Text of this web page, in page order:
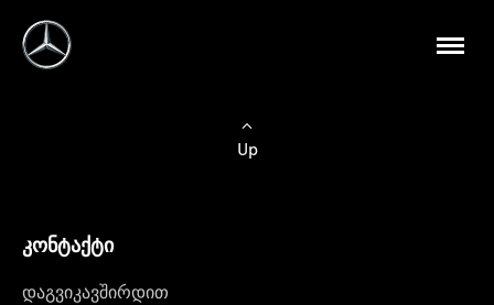
Up
კონტაქტი
დაგვიკავშირდით